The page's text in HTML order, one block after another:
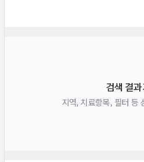
검색 결
지역, 치료항목, 필터 등